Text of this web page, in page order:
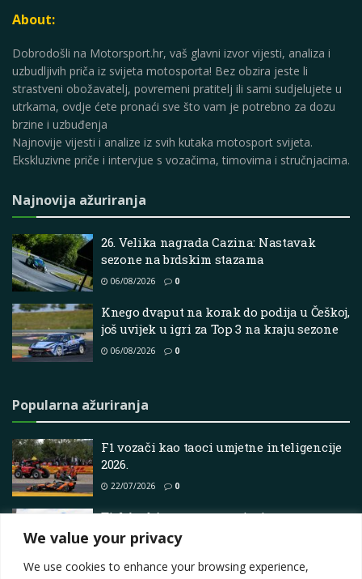
We value your privacy
We use cookies to enhance your browsing experience,
About:
Dobrodošli na Motorsport.hr, vaš glavni izvor vijesti, analiza i
uzbudljivih priča iz svijeta motosporta! Bez obzira jeste li
strastveni obožavatelj, povremeni pratitelj ili sami sudjelujete u
utrkama, ovdje ćete pronaći sve što vam je potrebno za dozu
brzine i uzbuđenja
Najnovije vijesti i analize iz svih kutaka motosport svijeta.
Ekskluzivne priče i intervjue s vozačima, timovima i stručnjacima.
Najnovija ažuriranja
26. Velika nagrada Cazina: Nastavak
sezone na brdskim stazama
06/08/2026 0
Knego dvaput na korak do podija u Češkoj,
još uvijek u igri za Top 3 na kraju sezone
06/08/2026 0
Popularna ažuriranja
F1 vozači kao taoci umjetne inteligencije
2026.
22/07/2026 0
Tickford Autosport potpisuje novu
zvijezdu u usponu – Supercars